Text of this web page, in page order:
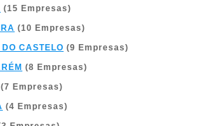
(15 Empresas)
(10 Empresas)
CASTELO (9 Empresas)
(8 Empresas)
Empresas)
(4 Empresas)